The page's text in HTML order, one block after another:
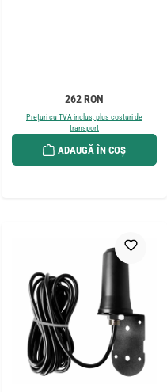
Preț obișnuit:
262 RON
Prețuri cu TVA inclus, plus costuri de
transport
ADAUGĂ ÎN COȘ